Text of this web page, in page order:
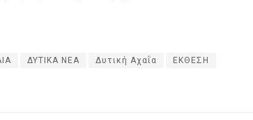
ΔΥΤΙΚΑ ΝΕΑ Δυτική Αχαΐα ΕΚΘΕΣΗ